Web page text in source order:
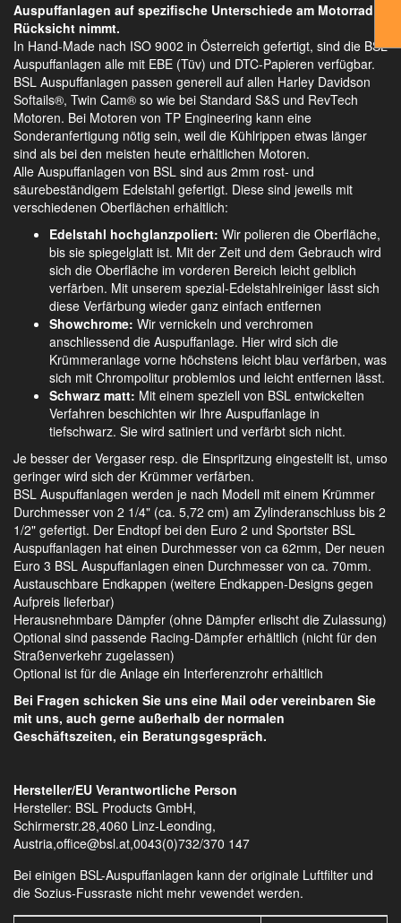
Auspuffanlagen auf spezifische Unterschiede am Motorrad
Rücksicht nimmt.
In Hand-Made nach ISO 9002 in Österreich gefertigt, sind die BSL
Auspuffanlagen alle mit EBE (Tüv) und DTC-Papieren verfügbar.
BSL Auspuffanlagen passen generell auf allen Harley Davidson
Softails®, Twin Cam® so wie bei Standard S&S und RevTech
Motoren. Bei Motoren von TP Engineering kann eine
Sonderanfertigung nötig sein, weil die Kühlrippen etwas länger
sind als bei den meisten heute erhältlichen Motoren.
Alle Auspuffanlagen von BSL sind aus 2mm rost- und
säurebeständigem Edelstahl gefertigt. Diese sind jeweils mit
verschiedenen Oberflächen erhältlich:
Edelstahl hochglanzpoliert: Wir polieren die Oberfläche,
bis sie spiegelglatt ist. Mit der Zeit und dem Gebrauch wird
sich die Oberfläche im vorderen Bereich leicht gelblich
verfärben. Mit unserem spezial-Edelstahlreiniger lässt sich
diese Verfärbung wieder ganz einfach entfernen
Showchrome: Wir vernickeln und verchromen
anschliessend die Auspuffanlage. Hier wird sich die
Krümmeranlage vorne höchstens leicht blau verfärben, was
sich mit Chrompolitur problemlos und leicht entfernen lässt.
Schwarz matt: Mit einem speziell von BSL entwickelten
Verfahren beschichten wir Ihre Auspuffanlage in
tiefschwarz. Sie wird satiniert und verfärbt sich nicht.
Je besser der Vergaser resp. die Einspritzung eingestellt ist, umso
geringer wird sich der Krümmer verfärben.
BSL Auspuffanlagen werden je nach Modell mit einem Krümmer
Durchmesser von 2 1/4" (ca. 5,72 cm) am Zylinderanschluss bis 2
1/2" gefertigt. Der Endtopf bei den Euro 2 und Sportster BSL
Auspuffanlagen hat einen Durchmesser von ca 62mm, Der neuen
Euro 3 BSL Auspuffanlagen einen Durchmesser von ca. 70mm.
Austauschbare Endkappen (weitere Endkappen-Designs gegen
Aufpreis lieferbar)
Herausnehmbare Dämpfer (ohne Dämpfer erlischt die Zulassung)
Optional sind passende Racing-Dämpfer erhältlich (nicht für den
Straßenverkehr zugelassen)
Optional ist für die Anlage ein Interferenzrohr erhältlich
Bei Fragen schicken Sie uns eine Mail oder vereinbaren Sie
mit uns, auch gerne außerhalb der normalen
Geschäftszeiten, ein Beratungsgespräch.
Hersteller/EU Verantwortliche Person
Hersteller: BSL Products GmbH,
Schirmerstr.28,4060 Linz-Leonding,
Austria,office@bsl.at,0043(0)732/370 147
Bei einigen BSL-Auspuffanlagen kann der originale Luftfilter und
die Sozius-Fussraste nicht mehr vewendet werden.